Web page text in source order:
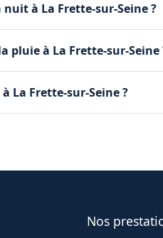
à La Frette-sur-Seine ?
pluie à La Frette-sur-Seine
conditions difficiles.
La Frette-sur-Seine ?
Nos